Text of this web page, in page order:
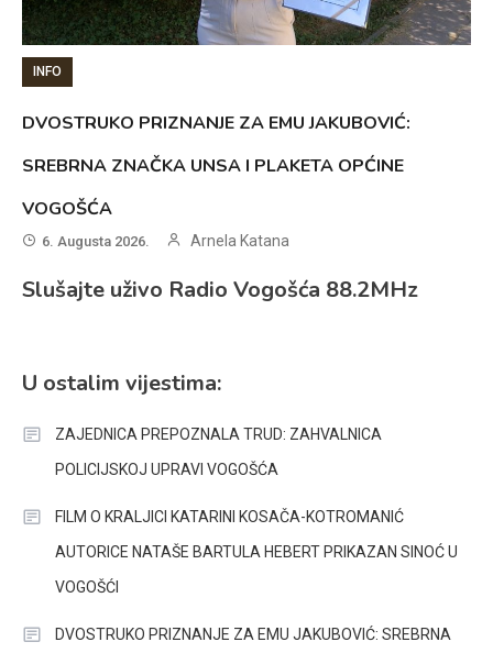
INFO
DVOSTRUKO PRIZNANJE ZA EMU JAKUBOVIĆ:
SREBRNA ZNAČKA UNSA I PLAKETA OPĆINE
VOGOŠĆA
6. Augusta 2026. Arnela Katana
Slušajte uživo Radio Vogošća 88.2MHz
U ostalim vijestima:
ZAJEDNICA PREPOZNALA TRUD: ZAHVALNICA
POLICIJSKOJ UPRAVI VOGOŠĆA
FILM O KRALJICI KATARINI KOSAČA-KOTROMANIĆ
AUTORICE NATAŠE BARTULA HEBERT PRIKAZAN SINOĆ U
VOGOŠĆI
DVOSTRUKO PRIZNANJE ZA EMU JAKUBOVIĆ: SREBRNA